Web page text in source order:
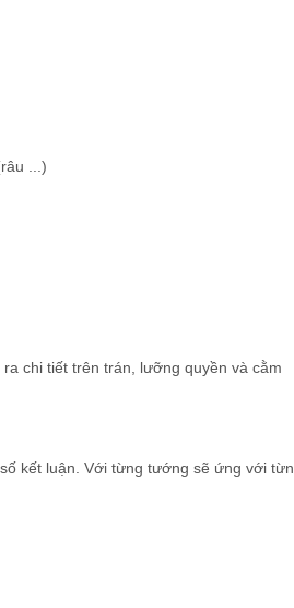
...)
chi tiết trên trán, lưỡng quyền và cằm
kết luận. Với từng tướng sẽ ứng với